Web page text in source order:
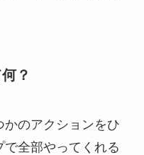
？
かのアクションをひ
で全部やってくれる